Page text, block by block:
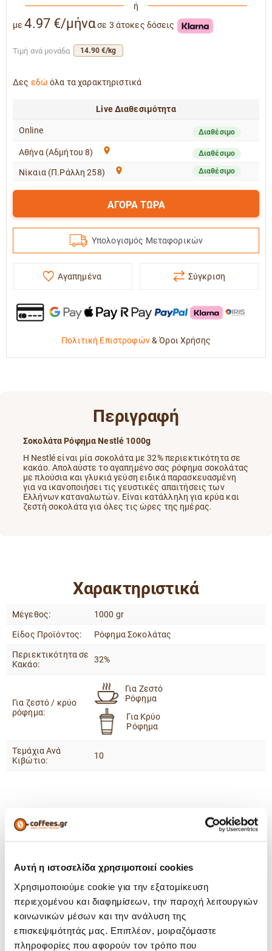
Αυτή η ιστοσελίδα χρησιμοποιεί cookies
Χρησιμοποιούμε cookie για την εξατομίκευση
περιεχομένου και διαφημίσεων, την παροχή λειτουργιών
κοινωνικών μέσων και την ανάλυση της
επισκεψιμότητάς μας. Επιπλέον, μοιραζόμαστε
πληροφορίες που αφορούν τον τρόπο που
ή
με4.97 €/μήνασε 3 άτοκες δόσεις
Τιμή ανά μονάδα 14.90 €/kg
Δες εδώ όλα τα χαρακτηριστικά
Live Διαθεσιμότητα
Online Διαθέσιμο
Αθήνα (Αδμήτου 8) Διαθέσιμο
Νίκαια (Π.Ράλλη 258) Διαθέσιμο
ΑΓΟΡΑ ΤΩΡΑ
Υπολογισμός Μεταφορικών
Αγαπημένα Σύγκριση
Πολιτική Επιστροφών&Όροι Χρήσης
Περιγραφή
Σοκολάτα Ρόφημα Nestlé 1000g
Η Nestlé είναι μία σοκολάτα με 32% περιεκτικότητα σε
κακάο. Απολαύστε το αγαπημένο σας ρόφημα σοκολάτας
με πλούσια και γλυκιά γεύση ειδικά παρασκευασμένη
για να ικανοποιήσει τις γευστικές απαιτήσεις των
Ελλήνων καταναλωτών. Είναι κατάλληλη για κρύα και
ζεστή σοκολάτα για όλες τις ώρες της ημέρας.
Χαρακτηριστικά
Μέγεθος: 1000 gr
Είδος Προϊόντος: Ρόφημα Σοκολάτας
Περιεκτικότητα σε
Κακάο:
32%
Για ζεστό / κρύο
ρόφημα:
Για Ζεστό
Ρόφημα
Για Κρύο
Ρόφημα
Tεμάχια Ανά
Κιβώτιο:
10
Μπορεί να σου αρέσουν